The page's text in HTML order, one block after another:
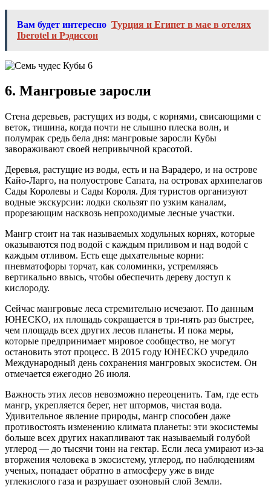
Вам будет интересно Турция и Египет в мае в отелях
Iberotel и Рэдиссон
6. Мангровые заросли
Стена деревьев, растущих из воды, с корнями, свисающими с
веток, тишина, когда почти не слышно плеска волн, и
полумрак средь бела дня: мангровые заросли Кубы
завораживают своей непривычной красотой.
Деревья, растущие из воды, есть и на Варадеро, и на острове
Кайо-Ларго, на полуострове Сапата, на островах архипелагов
Сады Королевы и Сады Короля. Для туристов организуют
водные экскурсии: лодки скользят по узким каналам,
прорезающим насквозь непроходимые лесные участки.
Мангр стоит на так называемых ходульных корнях, которые
оказываются под водой с каждым приливом и над водой с
каждым отливом. Есть еще дыхательные корни:
пневматофоры торчат, как соломинки, устремляясь
вертикально ввысь, чтобы обеспечить дереву доступ к
кислороду.
Сейчас мангровые леса стремительно исчезают. По данным
ЮНЕСКО, их площадь сокращается в три-пять раз быстрее,
чем площадь всех других лесов планеты. И пока меры,
которые предпринимает мировое сообщество, не могут
остановить этот процесс. В 2015 году ЮНЕСКО учредило
Международный день сохранения мангровых экосистем. Он
отмечается ежегодно 26 июля.
Важность этих лесов невозможно переоценить. Там, где есть
мангр, укрепляется берег, нет штормов, чистая вода.
Удивительное явление природы, мангр способен даже
противостоять изменению климата планеты: эти экосистемы
больше всех других накапливают так называемый голубой
углерод — до тысячи тонн на гектар. Если леса умирают из-за
вторжения человека в экосистему, углерод, по наблюдениям
ученых, попадает обратно в атмосферу уже в виде
углекислого газа и разрушает озоновый слой Земли.